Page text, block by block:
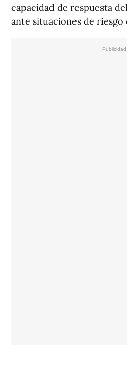
capacidad de respuesta
ante situaciones de